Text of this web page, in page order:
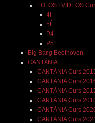
FOTOS I VIDEOS
4t
5È
P4
P5
Big Bang Beethoven
CANTÀNIA
CANTÀNIA Curs
CANTÀNIA Curs
CANTÀNIA Curs
CANTÀNIA Curs
CANTÀNIA Curs
CANTÀNIA Curs